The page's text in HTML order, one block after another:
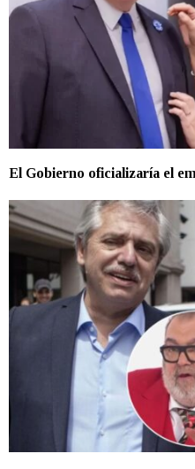
El Gobierno oficializaría el